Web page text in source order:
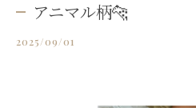
アニマル柄🐆
2025/09/01